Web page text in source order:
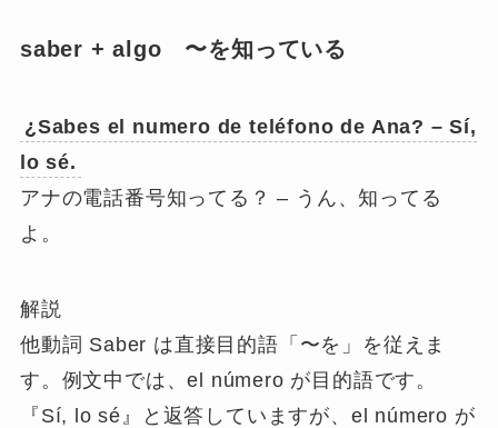
saber + algo 〜を知っている
¿ Sabes el numero de teléfono de Ana? – Sí,
losé.
アナの電話番号知ってる？ – うん、知ってる
よ。
解説
他動詞 Saber は直接目的語「〜を」を従えま
す。例文中では、el número が目的語です。
『Sí, lo sé』と返答していますが、el número が